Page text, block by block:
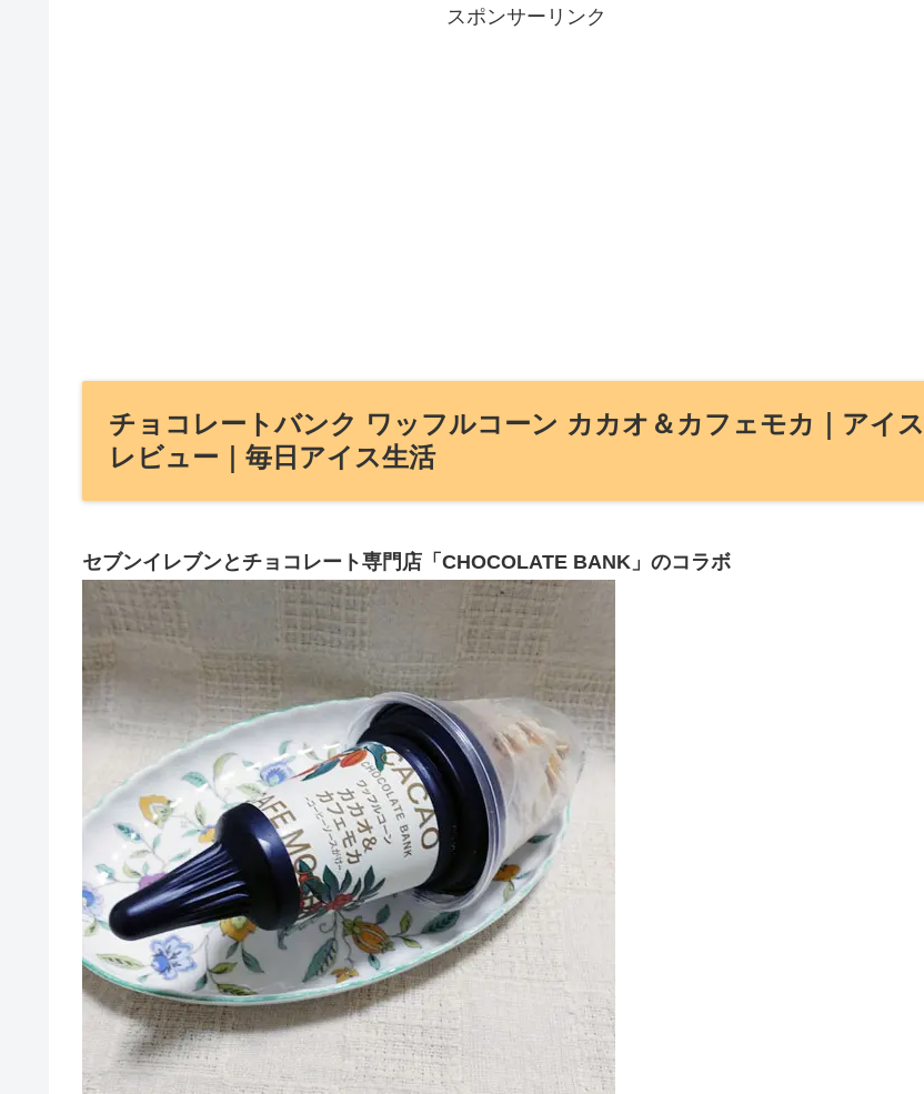
スポンサーリンク
チョコレートバンク ワッフルコーン カカオ＆カフェモカ｜アイス
レビュー｜毎日アイス生活
セブンイレブンとチョコレート専門店「CHOCOLATE BANK」のコラボ